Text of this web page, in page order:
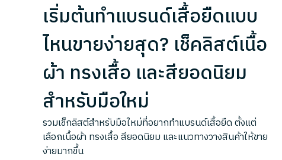
เริ่มต้นทำแบรนด์เสื้อยืดแบบ
ไหนขายง่ายสุด? เช็คลิสต์เนื้อ
ผ้า ทรงเสื้อ และสียอดนิยม
สำหรับมือใหม่
รวมเช็กลิสต์สำหรับมือใหม่ที่อยากทำแบรนด์เสื้อยืด ตั้งแต่
เลือกเนื้อผ้า ทรงเสื้อ สียอดนิยม และแนวทางวางสินค้าให้ขาย
ง่ายมากขึ้น